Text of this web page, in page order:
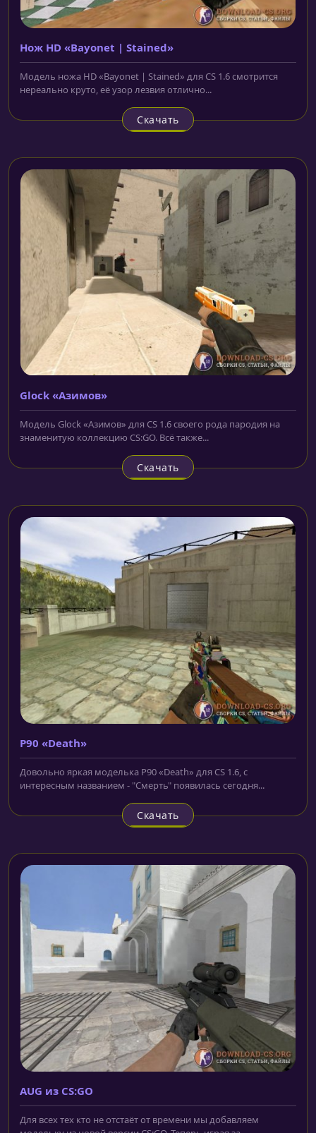
Нож HD «Bayonet | Stained»
Модель ножа HD «Bayonet | Stained» для CS 1.6 смотрится
нереально круто, её узор лезвия отлично...
Скачать
Glock «Азимов»
Модель Glock «Азимов» для CS 1.6 своего рода пародия на
знаменитую коллекцию CS:GO. Всё также...
Скачать
P90 «Death»
Довольно яркая моделька P90 «Death» для CS 1.6, с
интересным названием - "Смерть" появилась сегодня...
Скачать
AUG из CS:GO
Для всех тех кто не отстаёт от времени мы добавляем